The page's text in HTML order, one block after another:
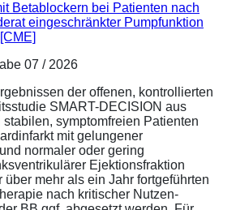
Betablockern bei Patienten nach
eingeschränkter Pumpfunktion
07 / 2026
der offenen, kontrollierten
SMART-DECISION aus
symptomfreien Patienten
mit gelungener
normaler oder gering
Ejektionsfraktion
über mehr als ein Jahr fortgeführten
nach kritischer Nutzen-